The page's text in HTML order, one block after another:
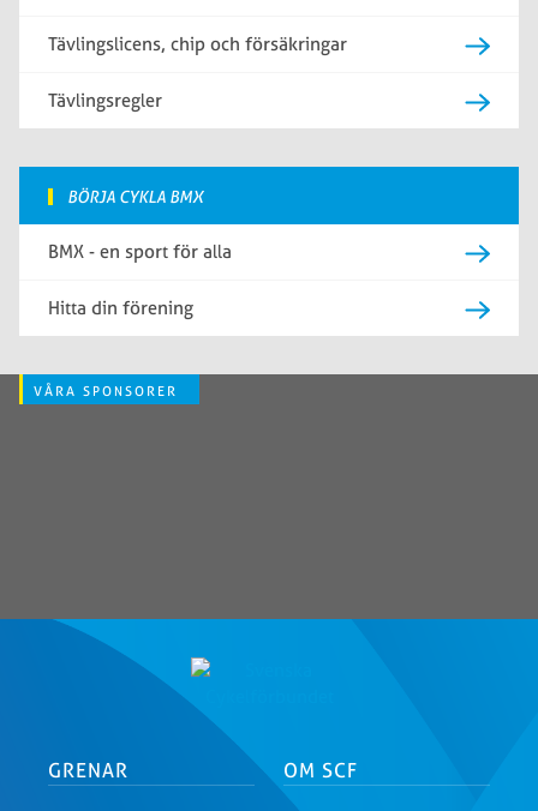
Tävlingslicens, chip och försäkringar
Tävlingsregler
BÖRJA CYKLA BMX
BMX - en sport för alla
Hitta din förening
VÅRA SPONSORER
GRENAR OM SCF